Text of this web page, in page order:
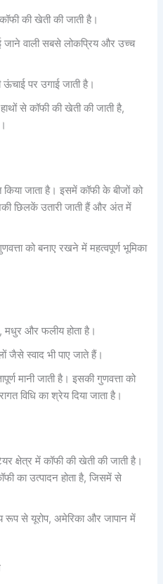
की खेती की जाती है।
जाने वाली सबसे लोकप्रिय और उच्च
पर उगाई जाती है।
से कॉफी की खेती की जाती है,
जाता है। इसमें कॉफी के बीजों को
छिलकें उतारी जाती हैं और अंत में
को बनाए रखने में महत्वपूर्ण भूमिका
मधुर और फलीय होता है।
स्वाद भी पाए जाते हैं।
मानी जाती है। इसकी गुणवत्ता को
विधि का श्रेय दिया जाता है।
क्षेत्र में कॉफी की खेती की जाती है।
का उत्पादन होता है, जिसमें से
रूप से यूरोप, अमेरिका और जापान में